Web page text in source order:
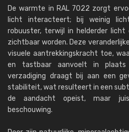
De warmte in RAL 7022 zorgt
licht interacteert; bij weinig
robuuster, terwijl in helderder licht
zichtbaar worden. Deze
visuele aantrekkingskracht toe,
en tastbaar aanvoelt in
verzadiging draagt ​​bij aan een
stabiliteit, wat resulteert in een
de aandacht opeist, maar
beschouwing.